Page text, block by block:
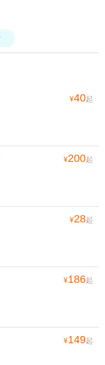
¥40起
¥200起
¥28起
¥186起
¥149起